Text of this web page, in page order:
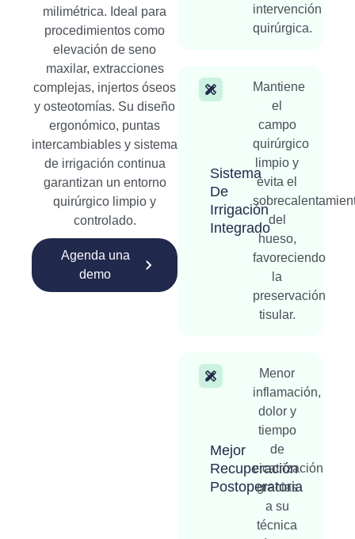
milimétrica. Ideal para
procedimientos como
elevación de seno
maxilar, extracciones
complejas, injertos óseos
y osteotomías. Su diseño
ergonómico, puntas
intercambiables y sistema
de irrigación continua
garantizan un entorno
quirúrgico limpio y
controlado.
Agenda una
demo
intervención
quirúrgica.
Sistema
De
Irrigación
Integrado
Mantiene
el
campo
quirúrgico
limpio y
evita el
del
hueso,
favoreciendo
la
preservación
tisular.
Mejor
Recuperación
Postoperatoria
Menor
inflamación,
dolor y
tiempo
de
cicatrización
gracias
a su
técnica